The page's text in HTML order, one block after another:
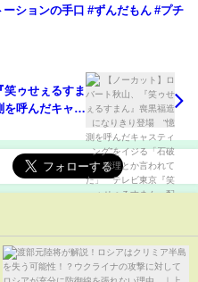
ーションの手口 #ずんだもん #プチ
笑ゥせぇるすま
呼んだキャス
ドーン”記念イ
ベント